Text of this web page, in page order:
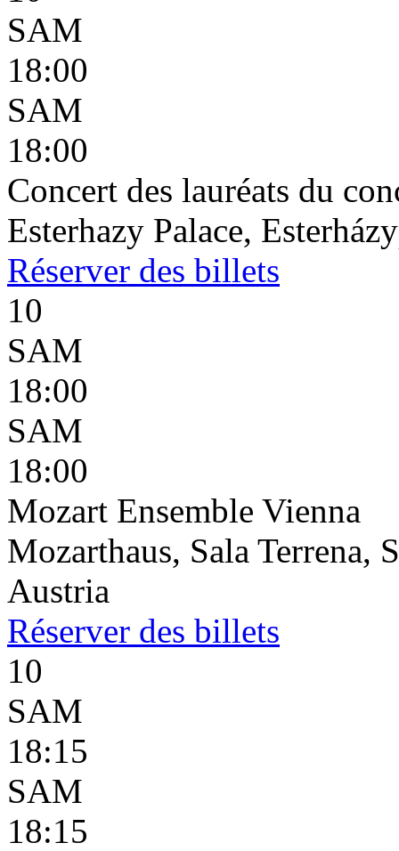
SAM
18:00
SAM
18:00
Concert des lauréats du
Esterhazy Palace,
Réserver des billets
10
SAM
18:00
SAM
18:00
Mozart Ensemble Vienna
Mozarthaus, Sala Terrena,
Austria
Réserver des billets
10
SAM
18:15
SAM
18:15